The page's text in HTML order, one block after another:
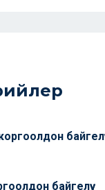
байгелүү
байгелүү